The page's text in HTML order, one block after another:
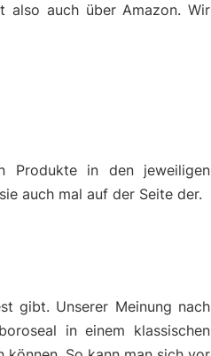
also auch über Amazon. Wir
Produkte in den jeweiligen
auch mal auf der Seite der.
gibt. Unserer Meinung nach
in einem klassischen